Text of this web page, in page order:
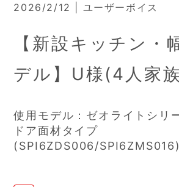
2026/2/12 | ユーザーボイス
【新設キッチン・
デル】U様(4人家
使用モデル：ゼオライトシリ
ドア面材タイプ
(SPI6ZDS006/SPI6ZMS016)